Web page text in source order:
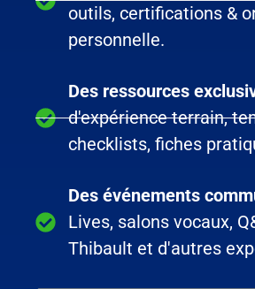
outils, certifications &
personnelle.
Des ressources
d'expérience terrain,
checklists, fiches
Des événements
Lives, salons vocaux,
Thibault et d'autres